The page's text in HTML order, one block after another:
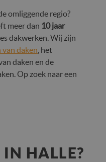
omliggende regio?
meer dan 10 jaar
dakwerken. Wij zijn
van daken , het
daken en de
Op zoek naar een
HALLE?